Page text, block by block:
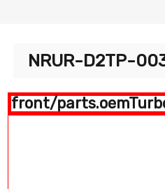
NRUR-D2TP-
front/